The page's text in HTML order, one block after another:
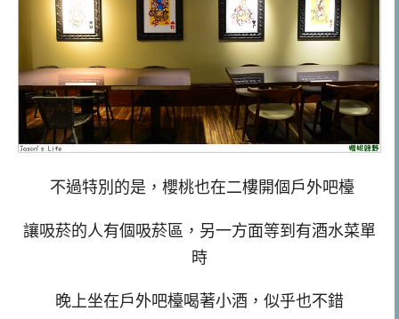
不過特別的是，櫻桃也在二樓開個戶外吧檯
讓吸菸的人有個吸菸區，另一方面等到有酒水菜單
時
晚上坐在戶外吧檯喝著小酒，似乎也不錯